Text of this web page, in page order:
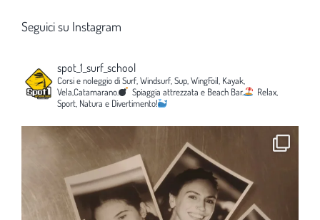
Seguici su Instagram
spot_1_surf_school
Corsi e noleggio di Surf, Windsurf, Sup, WingFoil, Kayak,
Vela,Catamarano.
Spiaggia attrezzata e Beach Bar.
Relax,
Sport, Natura e Divertimento!